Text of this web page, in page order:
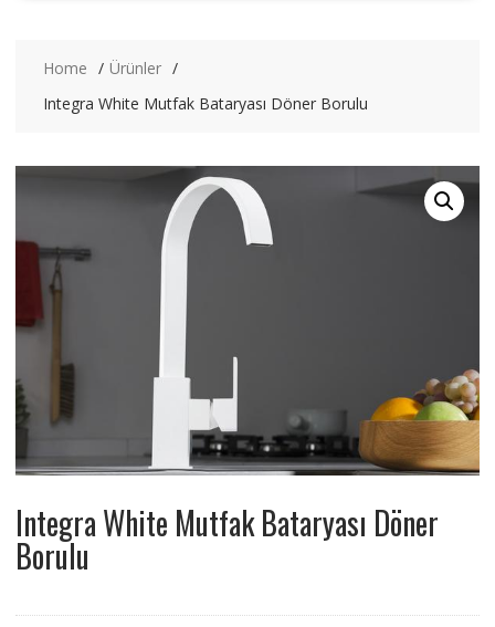
Home
Ürünler
Integra White Mutfak Bataryası Döner Borulu
Integra White Mutfak Bataryası Döner
Borulu